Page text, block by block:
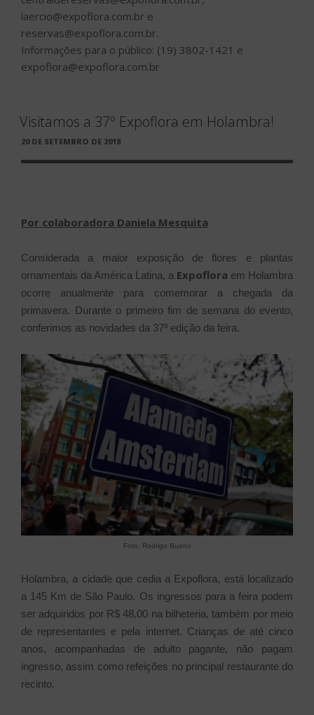
laercio@expoflora.com.br e
reservas@expoflora.com.br.
Informações para o público: (19) 3802-1421 e
expoflora@expoflora.com.br
Visitamos a 37º Expoflora em Holambra!
PUBLICADO
20 DE SETEMBRO DE 2018
Por colaboradora Daniela Mesquita
Considerada a maior exposição de flores e plantas
ornamentais da América Latina, a Expoflora em Holambra
ocorre anualmente para comemorar a chegada da
primavera. Durante o primeiro fim de semana do evento,
conferimos as novidades da 37º edição da feira.
Foto: Rodrigo Bueno
Holambra, a cidade que cedia a Expoflora, está localizado
a 145 Km de São Paulo. Os ingressos para a feira podem
ser adquiridos por R$ 48,00 na bilheteria, também por meio
de representantes e pela internet. Crianças de até cinco
anos, acompanhadas de adulto pagante, não pagam
ingresso, assim como refeições no principal restaurante do
recinto.